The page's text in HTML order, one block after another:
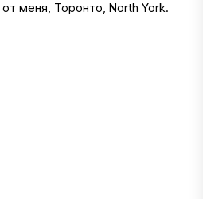
меня, Торонто, North York.